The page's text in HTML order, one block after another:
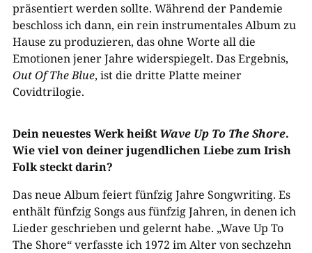
präsentiert werden sollte. Während der Pandemie
beschloss ich dann, ein rein instrumentales Album zu
Hause zu produzieren, das ohne Worte all die
Emotionen jener Jahre widerspiegelt. Das Ergebnis,
Out Of The Blue, ist die dritte Platte meiner
Covidtrilogie.
Dein neuestes Werk heißtWave Up To The Shore.
Wie viel von deiner jugendlichen Liebe zum Irish
Folk steckt darin?
Das neue Album feiert fünfzig Jahre Songwriting. Es
enthält fünfzig Songs aus fünfzig Jahren, in denen ich
Lieder geschrieben und gelernt habe. „Wave Up To
The Shore“ verfasste ich 1972 im Alter von sechzehn